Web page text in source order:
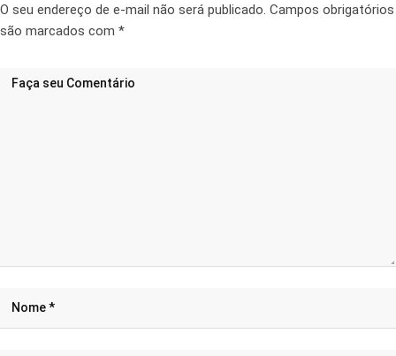
O seu endereço de e-mail não será publicado. Campos obrigatórios
são marcados com *